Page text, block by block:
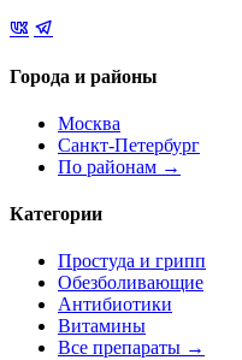
Города и районы
Москва
Санкт-Петербург
По районам →
Категории
Простуда и грипп
Обезболивающие
Антибиотики
Витамины
Все препараты →